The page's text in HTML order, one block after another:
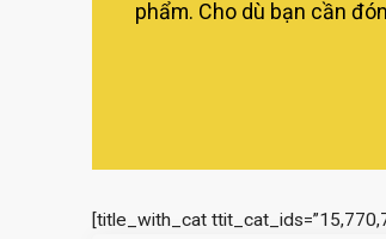
phẩm. Cho dù bạn cần
[title_with_cat